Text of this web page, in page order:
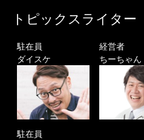
トピックスライター
駐在員
ダイスケ
経営者
ちーちゃん
駐在員